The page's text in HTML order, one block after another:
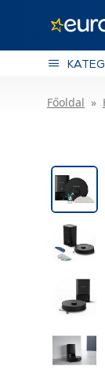
Főoldal